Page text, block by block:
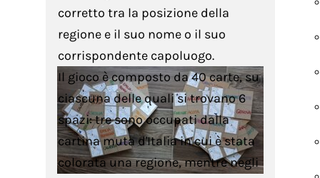
corretto tra la posizione della
regione e il suo nome o il suo
corrispondente capoluogo.
Il gioco è composto da 40 carte, su
ciascuna delle quali si trovano 6
spazi: tre sono occupati dalla
cartina muta d'Italia in cui è stata
colorata una regione, mentre negli